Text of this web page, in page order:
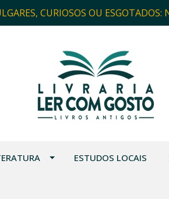
CURIOSOS OU ESGOTADOS:
ESTUDOS LOCAIS